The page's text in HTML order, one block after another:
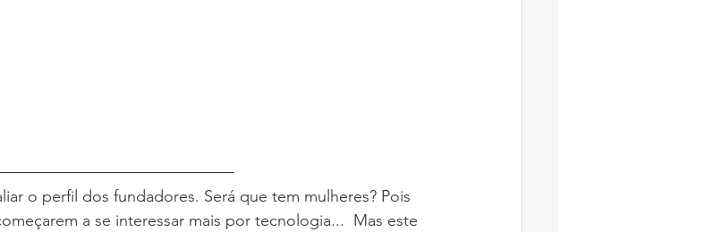
o perfil dos fundadores. Será que tem mulheres? Pois
a se interessar mais por tecnologia...  Mas este